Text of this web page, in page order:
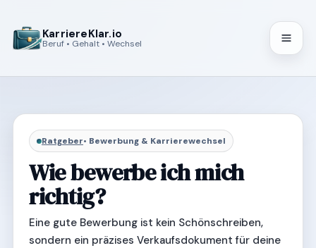
KarriereKlar.io
Beruf • Gehalt • Wechsel
Ratgeber• Bewerbung & Karrierewechsel
Wie bewerbe ich mich
richtig?
Eine gute Bewerbung ist kein Schönschreiben,
sondern ein präzises Verkaufsdokument für deine